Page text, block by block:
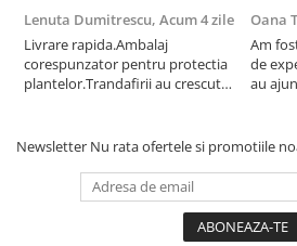
Lenuta Dumitrescu, Acum 4 zile
Livrare rapida.Ambalaj
corespunzator pentru protectia
plantelor.Trandafirii au crescut
Oana
Am
de
au
Newsletter Nu rata ofertele si promotiile